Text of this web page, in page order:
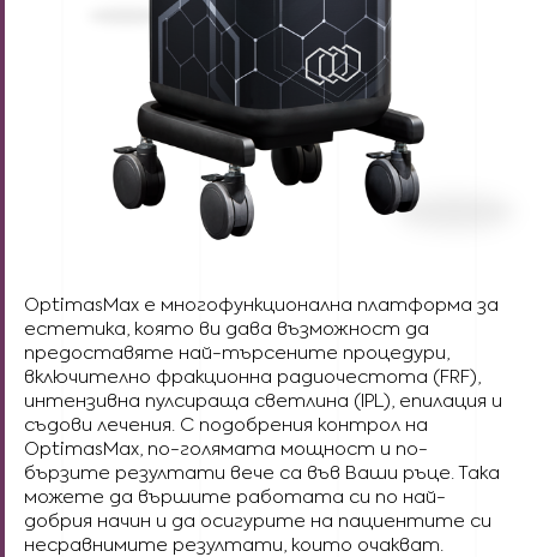
OptimasMax е многофункционална платформа за
естетика, която ви дава възможност да
предоставяте най-търсените процедури,
включително фракционна радиочестота (FRF),
интензивна пулсираща светлина (IPL), епилация и
съдови лечения. С подобрения контрол на
OptimasMax, по-голямата мощност и по-
бързите резултати вече са във Ваши ръце. Така
можете да вършите работата си по най-
добрия начин и да осигурите на пациентите си
несравнимите резултати, които очакват.